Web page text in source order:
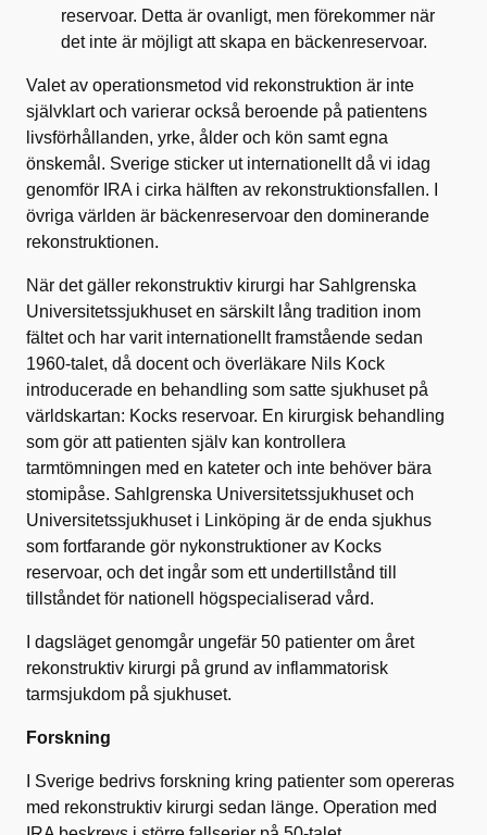
reservoar. Detta är ovanligt, men förekommer när
det inte är möjligt att skapa en bäckenreservoar.
Valet av operationsmetod vid rekonstruktion är inte
självklart och varierar också beroende på patientens
livsförhållanden, yrke, ålder och kön samt egna
önskemål. Sverige sticker ut internationellt då vi idag
genomför IRA i cirka hälften av rekonstruktionsfallen. I
övriga världen är bäckenreservoar den dominerande
rekonstruktionen.
När det gäller rekonstruktiv kirurgi har Sahlgrenska
Universitetssjukhuset en särskilt lång tradition inom
fältet och har varit internationellt framstående sedan
1960-talet, då docent och överläkare Nils Kock
introducerade en behandling som satte sjukhuset på
världskartan: Kocks reservoar. En kirurgisk behandling
som gör att patienten själv kan kontrollera
tarmtömningen med en kateter och inte behöver bära
stomipåse. Sahlgrenska Universitetssjukhuset och
Universitetssjukhuset i Linköping är de enda sjukhus
som fortfarande gör nykonstruktioner av Kocks
reservoar, och det ingår som ett undertillstånd till
tillståndet för nationell högspecialiserad vård.
I dagsläget genomgår ungefär 50 patienter om året
rekonstruktiv kirurgi på grund av inflammatorisk
tarmsjukdom på sjukhuset.
Forskning
I Sverige bedrivs forskning kring patienter som opereras
med rekonstruktiv kirurgi sedan länge. Operation med